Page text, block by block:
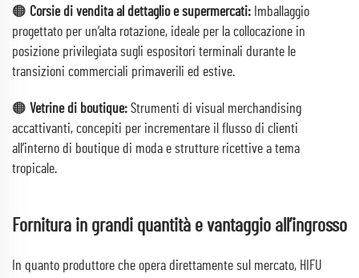
🟠 Corsie di vendita al dettaglio e supermercati: Imballaggio
progettato per un’alta rotazione, ideale per la collocazione in
posizione privilegiata sugli espositori terminali durante le
transizioni commerciali primaverili ed estive.
🟠 Vetrine di boutique: Strumenti di visual merchandising
accattivanti, concepiti per incrementare il flusso di clienti
all’interno di boutique di moda e strutture ricettive a tema
tropicale.
Fornitura in grandi quantità e vantaggio all’ingrosso
In quanto produttore che opera direttamente sul mercato, HIFU